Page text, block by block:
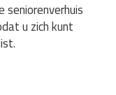
seniorenverhuis
u zich kunt